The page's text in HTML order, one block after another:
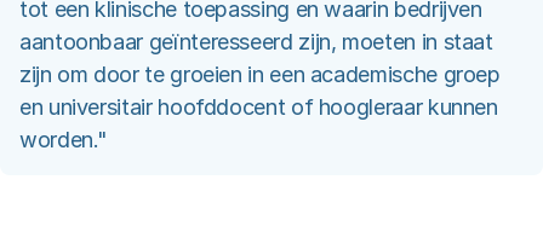
tot een klinische toepassing en waarin bedrijven
aantoonbaar geïnteresseerd zijn, moeten in staat
zijn om door te groeien in een academische groep
en universitair hoofddocent of hoogleraar kunnen
worden."